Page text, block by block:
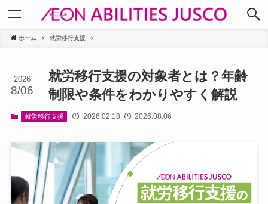
ホーム 就労移行支援
就労移行支援の対象者とは？年齢
制限や条件をわかりやすく解説
2026
8/06
就労移行支援 2026.02.18 2026.08.06